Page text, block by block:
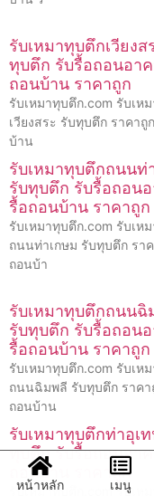
รับเหมาทุบตึกเวียงส
ทุบตึก รับรื้อถอนอาค
ถอนบ้าน ราคาถูก
รับเหมาทุบตึก.com รับเห
เวียงสระ รับทุบตึก ราคาถู
บ้าน
รับเหมาทุบตึกถนนท่
รับทุบตึก รับรื้อถอน
รื้อถอนบ้าน ราคาถูก
รับเหมาทุบตึก.com รับเห
ถนนท่าเกษม รับทุบตึก รา
ถอนบ้า
รับเหมาทุบตึกถนนฉิ
รับทุบตึก รับรื้อถอน
รื้อถอนบ้าน ราคาถูก
รับเหมาทุบตึก.com รับเห
ถนนฉิมพลี รับทุบตึก ราคา
ถอนบ้าน
รับเหมาทุบตึกท่าอุเ
ทุบตึก รับรื้อถอนอา
ถอนบ้าน ราคาถูก
รับเหมาทุบตึก.com รับเห
หน้าหลัก เมนู